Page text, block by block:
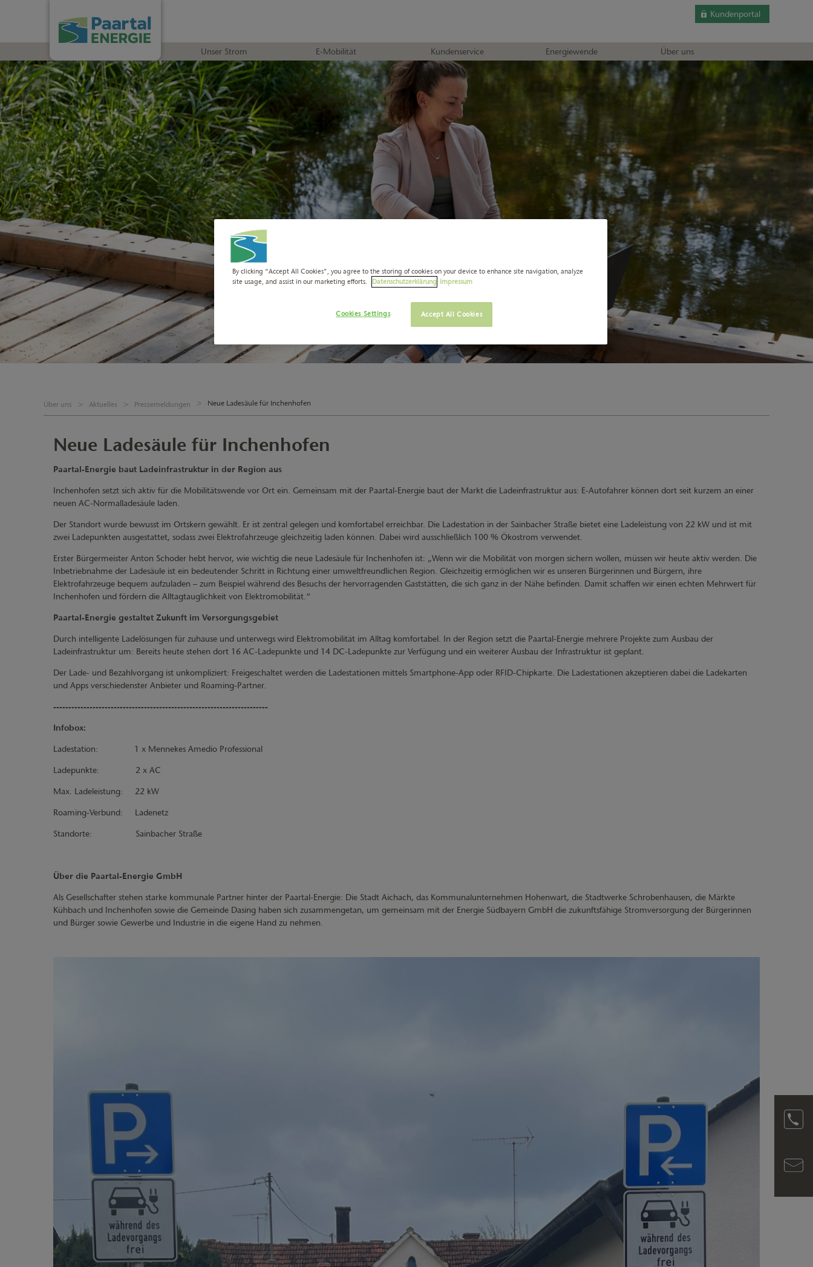
Kundenportal
Unser Strom E-Mobilität Kundenservice Energiewende Über uns
Über uns Aktuelles Pressemeldungen Neue Ladesäule für Inchenhofen
Neue Ladesäule für Inchenhofen
Paartal-Energie baut Ladeinfrastruktur in der Region aus
Inchenhofen setzt sich aktiv für die Mobilitätswende vor Ort ein. Gemeinsam mit der Paartal-Energie baut der Markt die Ladeinfrastruktur aus: E-Autofahrer können dort seit kurzem an einer
neuen AC-Normalladesäule laden.
Der Standort wurde bewusst im Ortskern gewählt. Er ist zentral gelegen und komfortabel erreichbar. Die Ladestation in der Sainbacher Straße bietet eine Ladeleistung von 22 kW und ist mit
zwei Ladepunkten ausgestattet, sodass zwei Elektrofahrzeuge gleichzeitig laden können. Dabei wird ausschließlich 100 % Ökostrom verwendet.
Erster Bürgermeister Anton Schoder hebt hervor, wie wichtig die neue Ladesäule für Inchenhofen ist: „Wenn wir die Mobilität von morgen sichern wollen, müssen wir heute aktiv werden. Die
Inbetriebnahme der Ladesäule ist ein bedeutender Schritt in Richtung einer umweltfreundlichen Region. Gleichzeitig ermöglichen wir es unseren Bürgerinnen und Bürgern, ihre
Elektrofahrzeuge bequem aufzuladen – zum Beispiel während des Besuchs der hervorragenden Gaststätten, die sich ganz in der Nähe befinden. Damit schaffen wir einen echten Mehrwert für
Inchenhofen und fördern die Alltagtauglichkeit von Elektromobilität.“
Paartal-Energie gestaltet Zukunft im Versorgungsgebiet
Durch intelligente Ladelösungen für zuhause und unterwegs wird Elektromobilität im Alltag komfortabel. In der Region setzt die Paartal-Energie mehrere Projekte zum Ausbau der
Ladeinfrastruktur um: Bereits heute stehen dort 16 AC-Ladepunkte und 14 DC-Ladepunkte zur Verfügung und ein weiterer Ausbau der Infrastruktur ist geplant.
Der Lade- und Bezahlvorgang ist unkompliziert: Freigeschaltet werden die Ladestationen mittels Smartphone-App oder RFID-Chipkarte. Die Ladestationen akzeptieren dabei die Ladekarten
und Apps verschiedenster Anbieter und Roaming-Partner.
-----------------------------------------------------------------------
Infobox:
Ladestation: 1 x Mennekes Amedio Professional
Ladepunkte: 2 x AC
Max. Ladeleistung: 22 kW
Roaming-Verbund: Ladenetz
Standorte: Sainbacher Straße
Über die Paartal-Energie GmbH
Als Gesellschafter stehen starke kommunale Partner hinter der Paartal-Energie: Die Stadt Aichach, das Kommunalunternehmen Hohenwart, die Stadtwerke Schrobenhausen, die Märkte
Kühbach und Inchenhofen sowie die Gemeinde Dasing haben sich zusammengetan, um gemeinsam mit der Energie Südbayern GmbH die zukunftsfähige Stromversorgung der Bürgerinnen
und Bürger sowie Gewerbe und Industrie in die eigene Hand zu nehmen.
By clicking “Accept All Cookies”, you agree to the storing of cookies on your device to enhance site navigation, analyze
site usage, and assist in our marketing efforts.
Datenschutzerklärung Impressum
Cookies Settings Accept All Cookies